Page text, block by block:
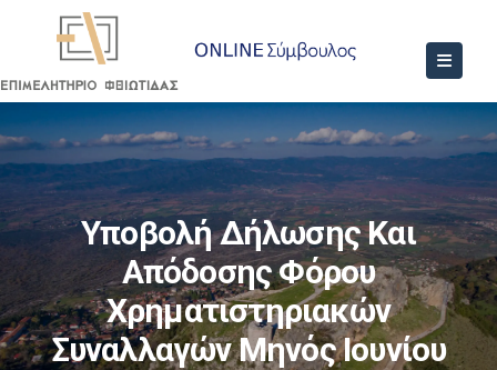
Υποβολή Δήλωσης Και
Απόδοσης Φόρου
Χρηματιστηριακών
Συναλλαγών Μηνός Ιουνίου